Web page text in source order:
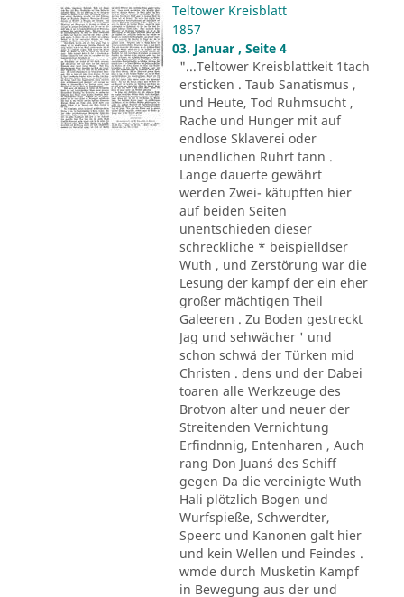
Teltower Kreisblatt
1857
03. Januar , Seite 4
"...Teltower Kreisblattkeit 1tach
ersticken . Taub Sanatismus ,
und Heute, Tod Ruhmsucht ,
Rache und Hunger mit auf
endlose Sklaverei oder
unendlichen Ruhrt tann .
Lange dauerte gewährt
werden Zwei- kätupften hier
auf beiden Seiten
unentschieden dieser
schreckliche * beispielldser
Wuth , und Zerstörung war die
Lesung der kampf der ein eher
großer mächtigen Theil
Galeeren . Zu Boden gestreckt
Jag und sehwächer ' und
schon schwä der Türken mid
Christen . dens und der Dabei
toaren alle Werkzeuge des
Brotvon alter und neuer der
Streitenden Vernichtung
Erfindnnig, Entenharen , Auch
rang Don Juan´s des Schiff
gegen Da die vereinigte Wuth
Hali plötzlich Bogen und
Wurfspieße, Schwerdter,
Speerc und Kanonen galt hier
und kein Wellen und Feindes .
wmde durch Musketin Kampf
in Bewegung aus der und